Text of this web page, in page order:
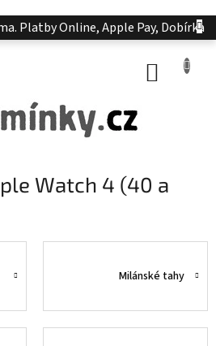
Platby Online, Apple Pay, Dobírka
Watch 4 (40 a
Milánské tahy